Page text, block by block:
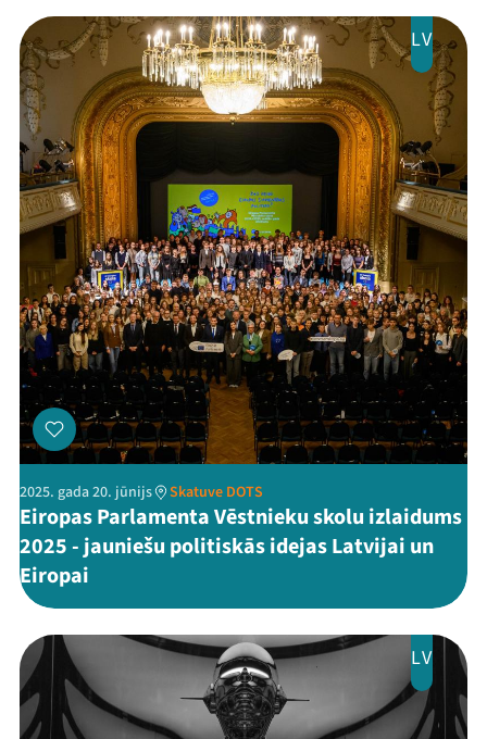
LV
2025. gada 20. jūnijs Skatuve DOTS
Eiropas Parlamenta Vēstnieku skolu izlaidums
2025 - jauniešu politiskās idejas Latvijai un
Eiropai
LV